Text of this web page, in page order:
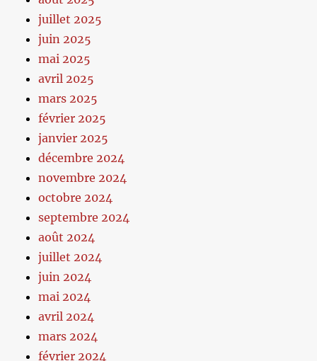
juillet 2025
juin 2025
mai 2025
avril 2025
mars 2025
février 2025
janvier 2025
décembre 2024
novembre 2024
octobre 2024
septembre 2024
août 2024
juillet 2024
juin 2024
mai 2024
avril 2024
mars 2024
février 2024